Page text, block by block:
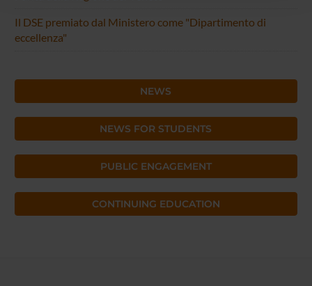
raccolto dal tuo utilizzo dei loro servizi.
Il DSE premiato dal Ministero come "Dipartimento di
eccellenza"
NEWS
NEWS FOR STUDENTS
PUBLIC ENGAGEMENT
CONTINUING EDUCATION